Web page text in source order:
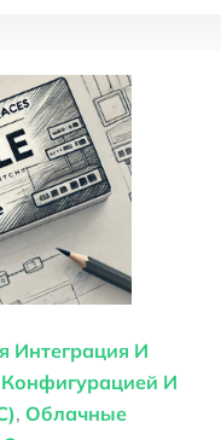
Интеграция И
И
, Облачные